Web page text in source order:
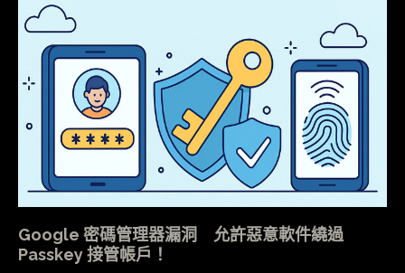
Google 密碼管理器漏洞 允許惡意軟件繞過
Passkey 接管帳戶！